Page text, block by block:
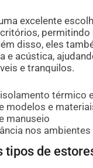
excelente
permitindo
disso, eles
e acústica,
e tranquilos.
térmico
modelos e
manuseio
nos ambientes
tipos de